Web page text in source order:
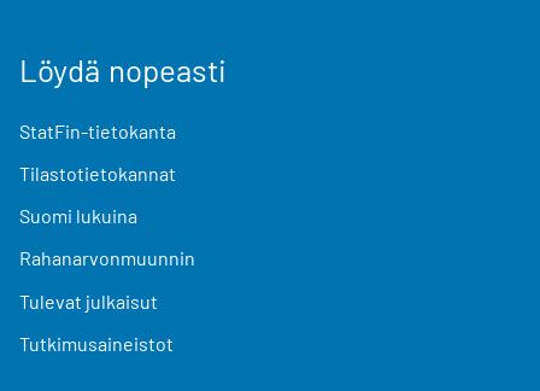
Löydä nopeasti
StatFin-tietokanta
Tilastotietokannat
Suomi lukuina
Rahanarvonmuunnin
Tulevat julkaisut
Tutkimusaineistot